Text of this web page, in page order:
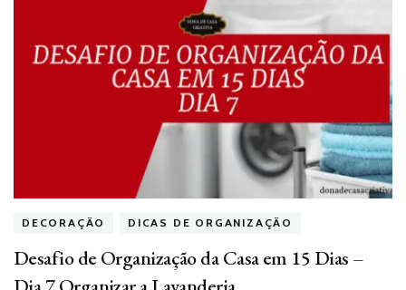
DECORAÇÃO DICAS DE ORGANIZAÇÃO
Desafio de Organização da Casa em 15 Dias –